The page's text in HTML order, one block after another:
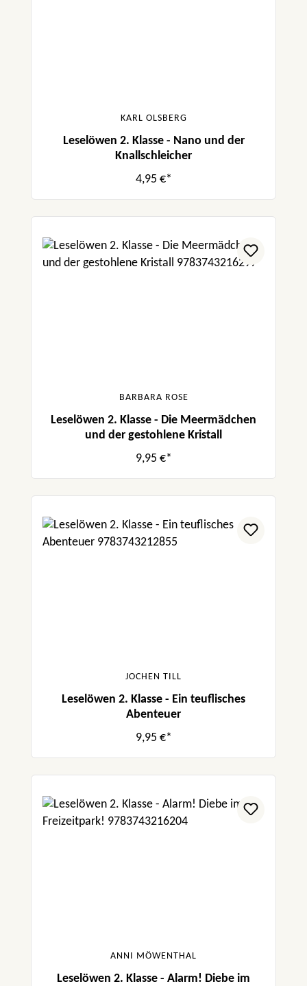
KARL OLSBERG
Leselöwen 2. Klasse - Nano und der
Knallschleicher
4,95 €*
BARBARA ROSE
Leselöwen 2. Klasse - Die Meermädchen
und der gestohlene Kristall
9,95 €*
JOCHEN TILL
Leselöwen 2. Klasse - Ein teuflisches
Abenteuer
9,95 €*
ANNI MÖWENTHAL
Leselöwen 2. Klasse - Alarm! Diebe im